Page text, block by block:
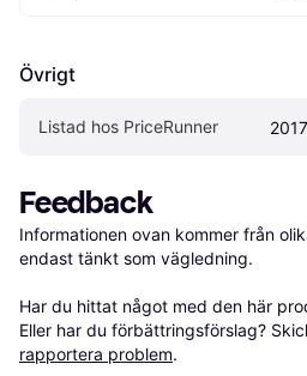
Övrigt
Listad hos PriceRunner
Feedback
Informationen ovan kommer från
endast tänkt som vägledning.
Har du hittat något med den här
Eller har du förbättringsförslag?
rapportera problem.